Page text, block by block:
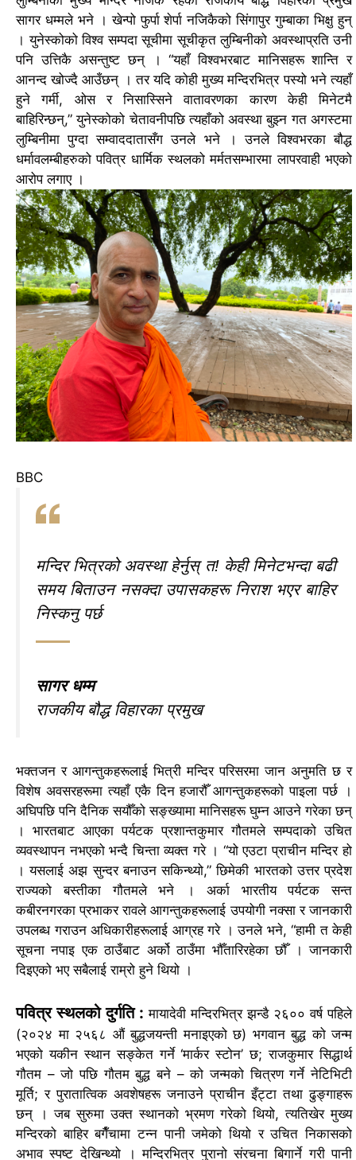
सागर धम्मले भने ।खेन्पो फुर्पा शेर्पा नजिकैको सिंगापुर गुम्बाका भिक्षु हुन्
। युनेस्कोको विश्व सम्पदा सूचीमा सूचीकृत लुम्बिनीको अवस्थाप्रति उनी
पनि उत्तिकै असन्तुष्ट छन् ।“यहाँ विश्वभरबाट मानिसहरू शान्ति र
आनन्द खोज्दै आउँछन् । तर यदि कोही मुख्य मन्दिरभित्र पस्यो भने त्यहाँ
हुने गर्मी, ओस र निसास्सिने वातावरणका कारण केही मिनेटमै
बाहिरिन्छन्,” युनेस्कोको चेतावनीपछि त्यहाँको अवस्था बुझ्न गत अगस्टमा
लुम्बिनीमा पुग्दा सम्वाददातासँग उनले भने ।उनले विश्वभरका बौद्ध
धर्मावलम्बीहरुको पवित्र धार्मिक स्थलको मर्मतसम्भारमा लापरवाही भएको
आरोप लगाए ।
BBC
मन्दिर भित्रको अवस्था हेर्नुस् त! केही मिनेटभन्दा बढी
समय बिताउन नसक्दा उपासकहरू निराश भएर बाहिर
निस्कनु पर्छ
सागर धम्म
राजकीय बौद्ध विहारका प्रमुख
भक्तजन र आगन्तुकहरूलाई भित्री मन्दिर परिसरमा जान अनुमति छ र
विशेष अवसरहरूमा त्यहाँ एकै दिन हजारौँ आगन्तुकहरूको पाइला पर्छ ।
अघिपछि पनि दैनिक सयौँको सङ्ख्यामा मानिसहरू घुम्न आउने गरेका छन्
। भारतबाट आएका पर्यटक प्रशान्तकुमार गौतमले सम्पदाको उचित
व्यवस्थापन नभएको भन्दै चिन्ता व्यक्त गरे । “यो एउटा प्राचीन मन्दिर हो
। यसलाई अझ सुन्दर बनाउन सकिन्थ्यो,” छिमेकी भारतको उत्तर प्रदेश
राज्यको बस्तीका गौतमले भने । अर्का भारतीय पर्यटक सन्त
कबीरनगरका प्रभाकर रावले आगन्तुकहरूलाई उपयोगी नक्सा र जानकारी
उपलब्ध गराउन अधिकारीहरूलाई आग्रह गरे ।उनले भने, “हामी त केही
सूचना नपाइ एक ठाउँबाट अर्को ठाउँमा भौँतारिरहेका छौँ । जानकारी
दिइएको भए सबैलाई राम्रो हुने थियो ।
पवित्र स्थलको दुर्गति :मायादेवी मन्दिरभित्र झन्डै २६०० वर्ष पहिले
(२०२४ मा २५६८ औं बुद्धजयन्ती मनाइएको छ) भगवान बुद्ध को जन्म
भएको यकीन स्थान सङ्केत गर्ने ‘मार्कर स्टोन’ छ; राजकुमार सिद्धार्थ
गौतम – जो पछि गौतम बुद्ध बने – को जन्मको चित्रण गर्ने नेटिभिटी
मूर्ति; र पुरातात्विक अवशेषहरू जनाउने प्राचीन इँट्टा तथा ढुङ्गाहरू
छन् ।जब सुरुमा उक्त स्थानको भ्रमण गरेको थियो, त्यतिखेर मुख्य
मन्दिरको बाहिर बगैँचामा टन्न पानी जमेको थियो र उचित निकासको
अभाव स्पष्ट देखिन्थ्यो । मन्दिरभित्र पुरानो संरचना बिगार्ने गरी पानी